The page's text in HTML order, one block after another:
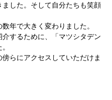
した。そして自分たちも笑顔
年で大きく変わりました。
するために、「マツシタデン
らにアクセスしていただけま